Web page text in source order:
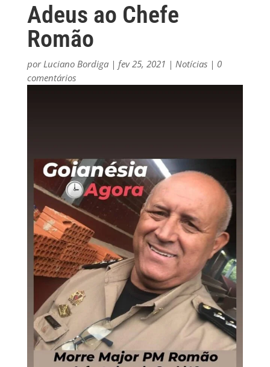
Adeus ao Chefe
Romão
porLuciano Bordiga| fev 25, 2021 | Notícias| 0
comentários